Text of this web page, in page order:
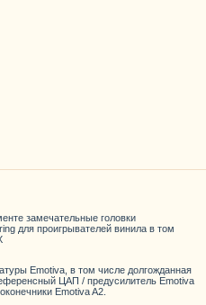
замечательные головки
для проигрывателей винила в том
Emotiva, в том числе долгожданная
ЦАП / предусилитель Emotiva
Emotiva A2.